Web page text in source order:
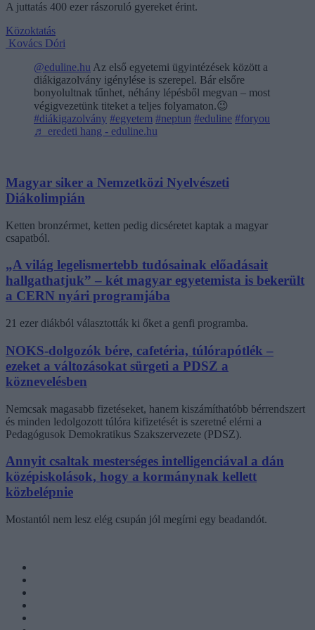
A juttatás 400 ezer rászoruló gyereket érint.
Közoktatás
Kovács Dóri
@eduline.hu Az első egyetemi ügyintézések között a
diákigazolvány igénylése is szerepel. Bár elsőre
bonyolultnak tűnhet, néhány lépésből megvan – most
végigvezetünk titeket a teljes folyamaton.😉
#diákigazolvány #egyetem #neptun #eduline #foryou
♬ eredeti hang - eduline.hu
Magyar siker a Nemzetközi Nyelvészeti
Diákolimpián
Ketten bronzérmet, ketten pedig dicséretet kaptak a magyar
csapatból.
„A világ legelismertebb tudósainak előadásait
hallgathatjuk” – két magyar egyetemista is bekerült
a CERN nyári programjába
21 ezer diákból választották ki őket a genfi programba.
NOKS-dolgozók bére, cafetéria, túlórapótlék –
ezeket a változásokat sürgeti a PDSZ a
köznevelésben
Nemcsak magasabb fizetéseket, hanem kiszámíthatóbb bérrendszert
és minden ledolgozott túlóra kifizetését is szeretné elérni a
Pedagógusok Demokratikus Szakszervezete (PDSZ).
Annyit csaltak mesterséges intelligenciával a dán
középiskolások, hogy a kormánynak kellett
közbelépnie
Mostantól nem lesz elég csupán jól megírni egy beadandót.